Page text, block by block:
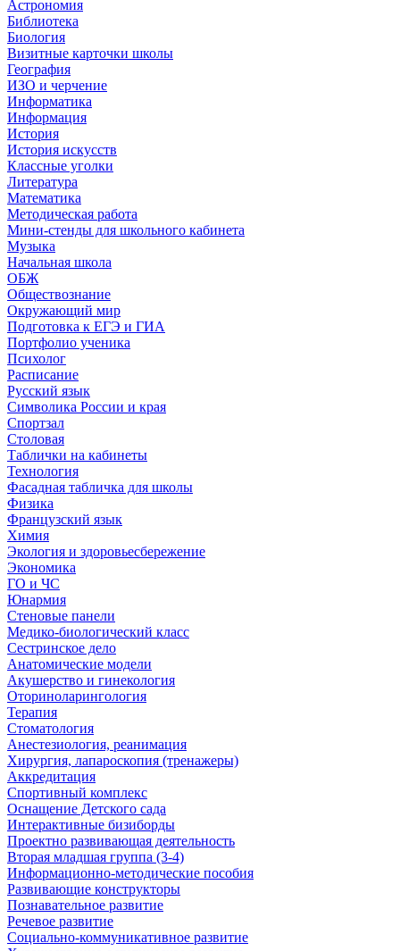
Астрономия
Библиотека
Биология
Визитные карточки школы
География
ИЗО и черчение
Информатика
Информация
История
История искусств
Классные уголки
Литература
Математика
Методическая работа
Мини-стенды для школьного кабинета
Музыка
Начальная школа
ОБЖ
Обществознание
Окружающий мир
Подготовка к ЕГЭ и ГИА
Портфолио ученика
Психолог
Расписание
Русский язык
Символика России и края
Спортзал
Столовая
Таблички на кабинеты
Технология
Фасадная табличка для школы
Физика
Французский язык
Химия
Экология и здоровьесбережение
Экономика
ГО и ЧС
Юнармия
Стеновые панели
Медико-биологический класс
Сестринское дело
Анатомические модели
Акушерство и гинекология
Оториноларингология
Терапия
Стоматология
Анестезиология, реанимация
Хирургия, лапароскопия (тренажеры)
Аккредитация
Спортивный комплекс
Оснащение Детского сада
Интерактивные бизиборды
Проектно развивающая деятельность
Вторая младшая группа (3-4)
Информационно-методические пособия
Развивающие конструкторы
Познавательное развитие
Речевое развитие
Социально-коммуникативное развитие